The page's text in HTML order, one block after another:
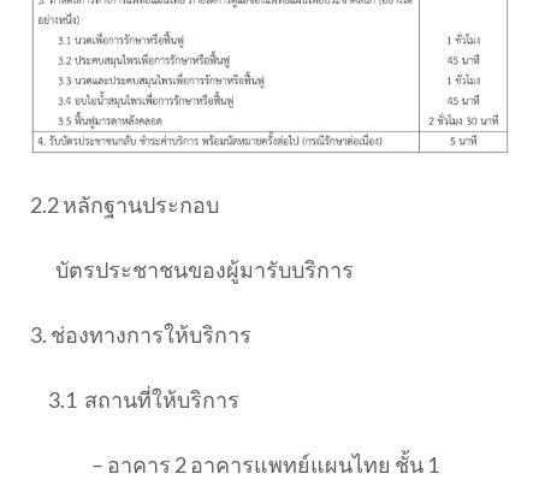
2.2 หลักฐานประกอบ
บัตรประชาชนของผู้มารับบริการ
3. ช่องทางการให้บริการ
3.1 สถานที่ให้บริการ
– อาคาร 2 อาคารแพทย์แผนไทย ชั้น 1